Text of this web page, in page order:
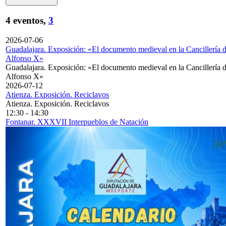
4 eventos, 3
2026-07-06
Guadalajara. Exposición: «El documento medieval en la Cancillería
Alfonso X»
Guadalajara. Exposición: «El documento medieval en la Cancillería
Alfonso X»
2026-07-12
Atienza. Exposición. Reciclavos
Atienza. Exposición. Reciclavos
12:30 - 14:30
Fontanar. XXXVII Interpueblos de Natación